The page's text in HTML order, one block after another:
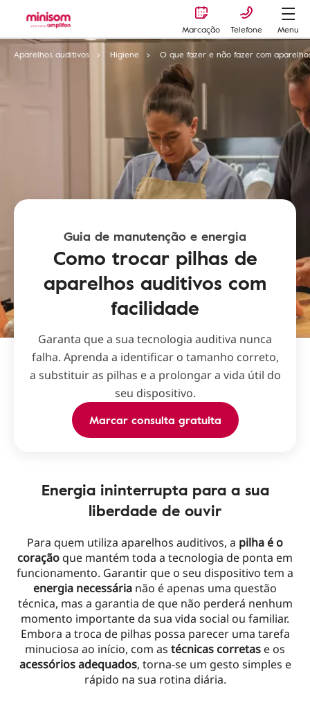
Marcação Telefone
Menu
Aparelhos auditivos
Higiene O que fazer e não fazer com
Guia de manutenção e energia
Como trocar pilhas de
aparelhos auditivos com
facilidade
Garanta que a sua tecnologia auditiva nunca
falha. Aprenda a identificar o tamanho correto,
a substituir as pilhas e a prolongar a vida útil do
seu dispositivo.
Marcar consulta gratuita
Energia ininterrupta para a sua
liberdade de ouvir
Para quem utiliza aparelhos auditivos, a pilha é o
coraçãoque mantém toda a tecnologia de ponta em
funcionamento. Garantir que o seu dispositivo tem a
energia necessária não é apenas uma questão
técnica, mas a garantia de que não perderá nenhum
momento importante da sua vida social ou familiar.
Embora a troca de pilhas possa parecer uma tarefa
minuciosa ao início, com as técnicas corretas e os
acessórios adequados, torna-se um gesto simples e
rápido na sua rotina diária.